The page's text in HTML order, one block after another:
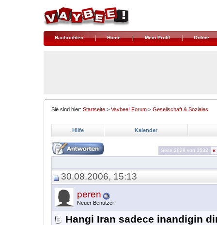
Nachrichten Home Mein Profil Online
Sie sind hier: Startseite > Vaybee! Forum > Gesellschaft & Soziales
Hilfe Kalender
Seite 2929 von 3532 «
30.08.2006, 15:13
peren
Neuer Benutzer
Hangi Iran sadece inandigin